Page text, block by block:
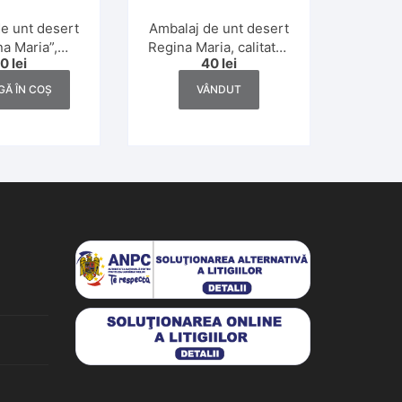
unt desert
Maria”,
I, 200 gr.,
lei
ÎN COȘ
Ambalaj de unt desert
Regina Maria, calitatea
I, 200 gr, interbelic
40 lei
VÂNDUT